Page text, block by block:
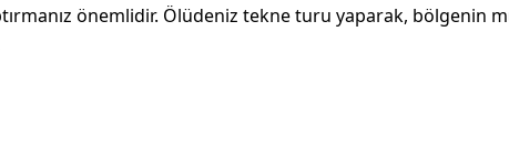
önemlidir. Ölüdeniz tekne turu yaparak, bölgenin